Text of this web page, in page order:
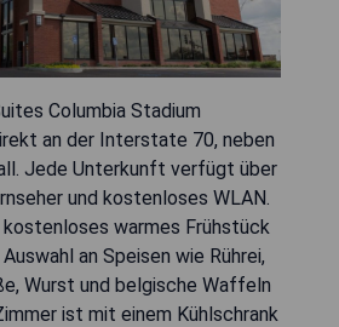
Columbia Stadium
an der Interstate 70, neben
Jede Unterkunft verfügt über
und kostenloses WLAN.
warmes Frühstück
an Speisen wie Rührei,
Wurst und belgische Waffeln
ist mit einem Kühlschrank